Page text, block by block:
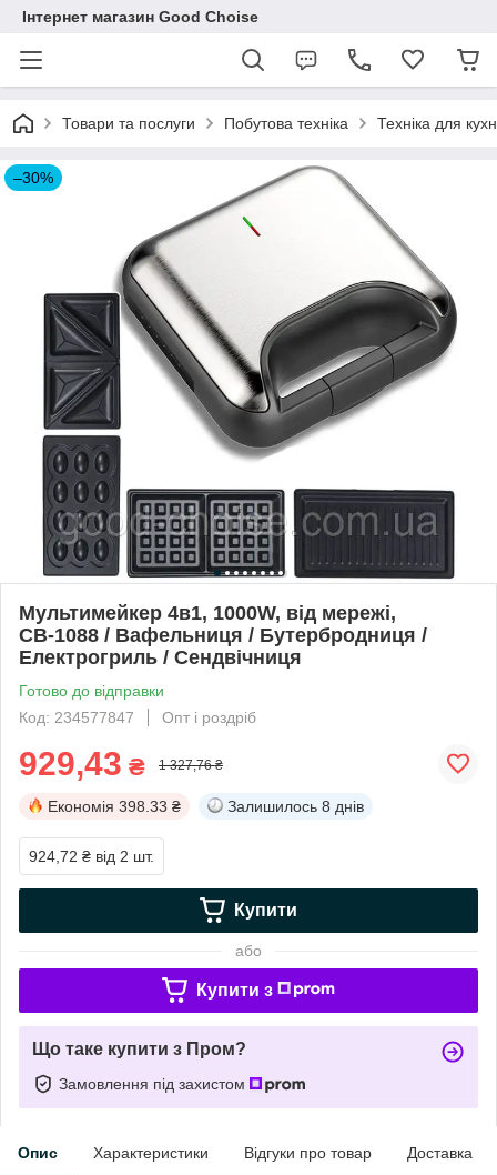
Інтернет магазин Good Choise
Товари та послуги Побутова техніка Техніка для
–30%
Мультимейкер 4в1, 1000W, від мережі,
СВ-1088 / Вафельниця / Бутербродниця /
Електрогриль / Сендвічниця
Готово до відправки
Код: 234577847
Опт і роздріб
929,43 ₴ 1 327,76 ₴
Економія 398.33 ₴ Залишилось 8 днів
924,72 ₴ від 2 шт.
Купити
або
Купити з
Що таке купити з Пром?
Замовлення під захистом
Опис Характеристики Відгуки про товар Доставка